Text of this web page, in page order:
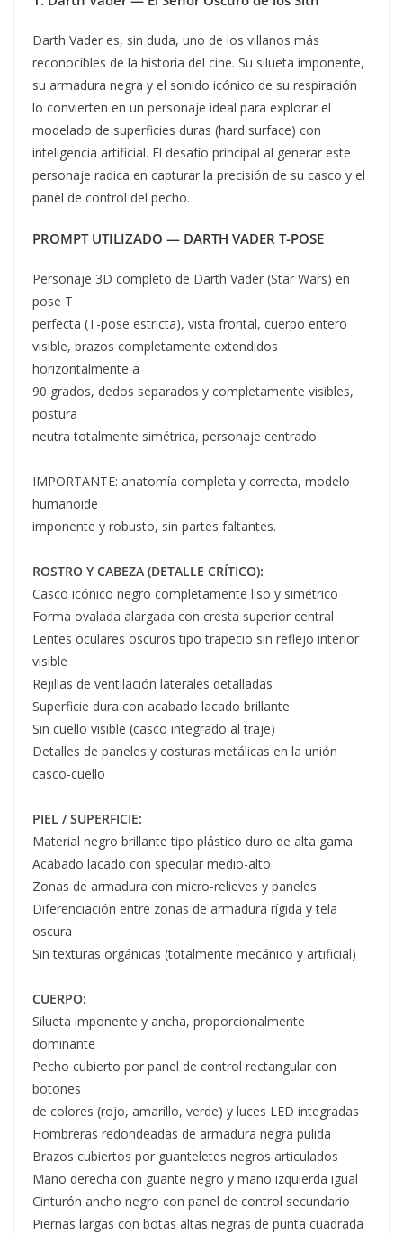
Darth Vader es, sin duda, uno de los villanos más
reconocibles de la historia del cine. Su silueta imponente,
su armadura negra y el sonido icónico de su respiración
lo convierten en un personaje ideal para explorar el
modelado de superficies duras (hard surface) con
inteligencia artificial. El desafío principal al generar este
personaje radica en capturar la precisión de su casco y el
panel de control del pecho.
PROMPT UTILIZADO — DARTH VADER T-POSE
Personaje 3D completo de Darth Vader (Star Wars) en
pose T
perfecta (T-pose estricta), vista frontal, cuerpo entero
visible, brazos completamente extendidos
horizontalmente a
90 grados, dedos separados y completamente visibles,
postura
neutra totalmente simétrica, personaje centrado.
IMPORTANTE: anatomía completa y correcta, modelo
humanoide
imponente y robusto, sin partes faltantes.
ROSTRO Y CABEZA (DETALLE CRÍTICO):
Casco icónico negro completamente liso y simétrico
Forma ovalada alargada con cresta superior central
Lentes oculares oscuros tipo trapecio sin reflejo interior
visible
Rejillas de ventilación laterales detalladas
Superficie dura con acabado lacado brillante
Sin cuello visible (casco integrado al traje)
Detalles de paneles y costuras metálicas en la unión
casco-cuello
PIEL / SUPERFICIE:
Material negro brillante tipo plástico duro de alta gama
Acabado lacado con specular medio-alto
Zonas de armadura con micro-relieves y paneles
Diferenciación entre zonas de armadura rígida y tela
oscura
Sin texturas orgánicas (totalmente mecánico y artificial)
CUERPO:
Silueta imponente y ancha, proporcionalmente
dominante
Pecho cubierto por panel de control rectangular con
botones
de colores (rojo, amarillo, verde) y luces LED integradas
Hombreras redondeadas de armadura negra pulida
Brazos cubiertos por guanteletes negros articulados
Mano derecha con guante negro y mano izquierda igual
Cinturón ancho negro con panel de control secundario
Piernas largas con botas altas negras de punta cuadrada